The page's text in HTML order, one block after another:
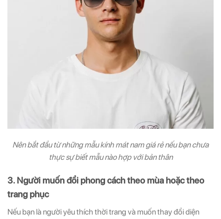
Nên bắt đầu từ những mẫu kính mát nam giá rẻ nếu bạn chưa
thực sự biết mẫu nào hợp với bản thân
3. Người muốn đổi phong cách theo mùa hoặc theo
trang phục
Nếu bạn là người yêu thích thời trang và muốn thay đổi diện